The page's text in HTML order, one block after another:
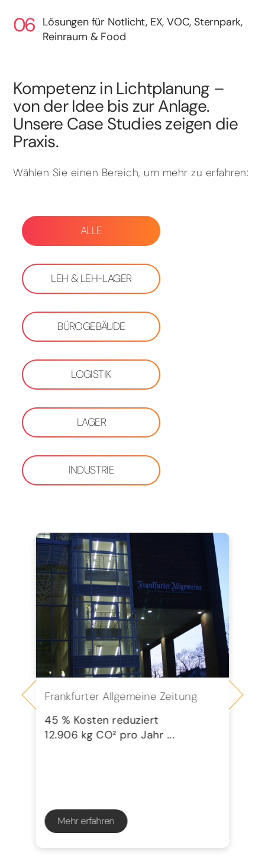
Lösungen für Notlicht, EX, VOC, Sternpark,
Reinraum & Food
Kompetenz in Lichtplanung –
von der Idee bis zur Anlage.
Unsere Case Studies zeigen die
Praxis.
Wählen Sie einen Bereich, um mehr zu erfahren:
ALLE
LEH & LEH-LAGER
BÜROGEBÄUDE
LOGISTIK
LAGER
INDUSTRIE
Frankfurter Allgemeine Zeitung
45 % Kosten reduziert
12.906 kg CO² pro Jahr ...
Mehr erfahren